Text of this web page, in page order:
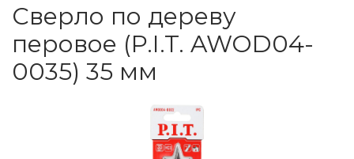
Сверло по дереву
перовое (P.I.T. AWOD04-
0035) 35 мм